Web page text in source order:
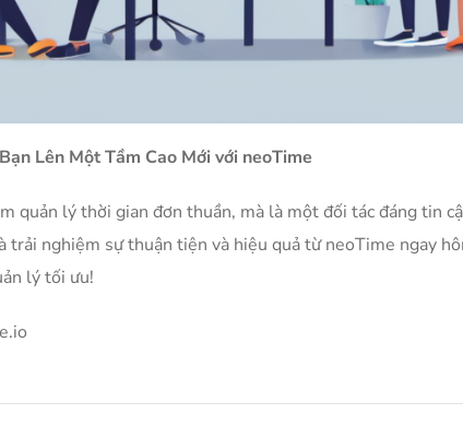
Lên Một Tầm Cao Mới với neoTime
quản lý thời gian đơn thuần, mà là một đối tác đáng tin
trải nghiệm sự thuận tiện và hiệu quả từ neoTime ngay
lý tối ưu!